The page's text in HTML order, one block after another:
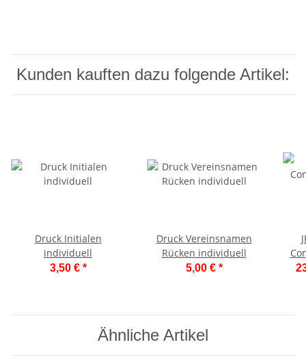
Kunden kauften dazu folgende Artikel:
Druck Initialen
individuell
3,50 € *
Druck Vereinsnamen
Rücken individuell
5,00 € *
Ähnliche Artikel